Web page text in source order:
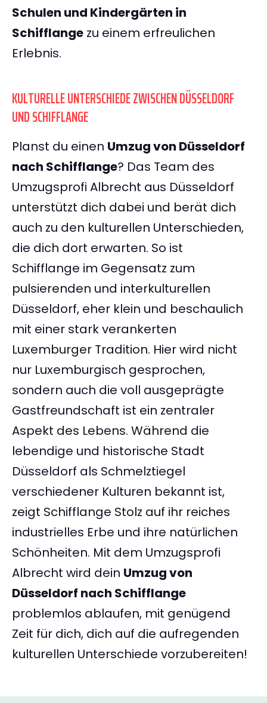
Schulen und Kindergärten in
Schifflange zu einem erfreulichen
Erlebnis.
KULTURELLE UNTERSCHIEDE ZWISCHEN DÜSSELDORF
UND SCHIFFLANGE
Planst du einen Umzug von Düsseldorf
nach Schifflange? Das Team des
Umzugsprofi Albrecht aus Düsseldorf
unterstützt dich dabei und berät dich
auch zu den kulturellen Unterschieden,
die dich dort erwarten. So ist
Schifflange im Gegensatz zum
pulsierenden und interkulturellen
Düsseldorf, eher klein und beschaulich
mit einer stark verankerten
Luxemburger Tradition. Hier wird nicht
nur Luxemburgisch gesprochen,
sondern auch die voll ausgeprägte
Gastfreundschaft ist ein zentraler
Aspekt des Lebens. Während die
lebendige und historische Stadt
Düsseldorf als Schmelztiegel
verschiedener Kulturen bekannt ist,
zeigt Schifflange Stolz auf ihr reiches
industrielles Erbe und ihre natürlichen
Schönheiten. Mit dem Umzugsprofi
Albrecht wird dein Umzug von
Düsseldorf nach Schifflange
problemlos ablaufen, mit genügend
Zeit für dich, dich auf die aufregenden
kulturellen Unterschiede vorzubereiten!